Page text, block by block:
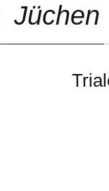
Jüchen